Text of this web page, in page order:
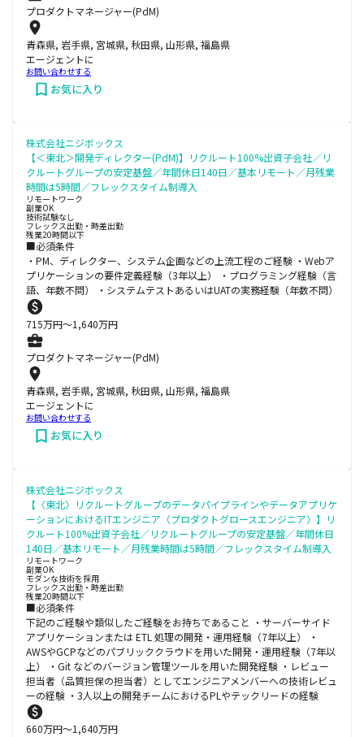
プロダクトマネージャー(PdM)
青森県, 岩手県, 宮城県, 秋田県, 山形県, 福島県
エージェントに
お問い合わせする
お気に入り
株式会社ニジボックス
【＜東北＞開発ディレクター(PdM)】リクルート100%出資子会社／リ
クルートグループの安定基盤／年間休日140日／基本リモート／月残業
時間は5時間／フレックスタイム制導入
リモートワーク
副業OK
技術試験なし
フレックス出勤・時差出勤
残業20時間以下
■必須条件
・PM、ディレクター、システム企画などの上流工程のご経験 ・Webア
プリケーションの要件定義経験（3年以上） ・プログラミング経験（言
語、年数不問） ・システムテストあるいはUATの実務経験（年数不問）
715万円〜1,640万円
プロダクトマネージャー(PdM)
青森県, 岩手県, 宮城県, 秋田県, 山形県, 福島県
エージェントに
お問い合わせする
お気に入り
株式会社ニジボックス
【〈東北〉リクルートグループのデータパイプラインやデータアプリケ
ーションにおけるITエンジニア（プロダクトグロースエンジニア）】リ
クルート100%出資子会社／リクルートグループの安定基盤／年間休日
140日／基本リモート／月残業時間は5時間／フレックスタイム制導入
リモートワーク
副業OK
モダンな技術を採用
フレックス出勤・時差出勤
残業20時間以下
■必須条件
下記のご経験や類似したご経験をお持ちであること ・サーバーサイド
アプリケーションまたは ETL 処理の開発・運用経験（7年以上） ・
AWSやGCPなどのパブリッククラウドを用いた開発・運用経験（7年以
上） ・Git などのバージョン管理ツールを用いた開発経験 ・レビュー
担当者（品質担保の担当者）としてエンジニアメンバーへの技術レビュ
ーの経験 ・3人以上の開発チームにおけるPLやテックリードの経験
660万円〜1,640万円